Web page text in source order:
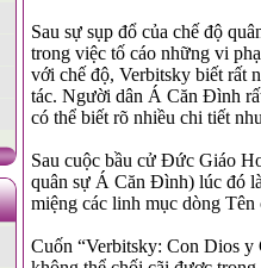
Sau sự sụp đổ của chế độ
trong việc tố cáo những vi
với chế độ, Verbitsky biết rất
tác. Người dân Á Căn Đình
có thể biết rõ nhiều chi tiết
Sau cuộc bầu cử Đức Giáo
quân sự Á Căn Đình) lúc đó
miệng các linh mục dòng Tên
Cuốn “Verbitsky: Con Dios